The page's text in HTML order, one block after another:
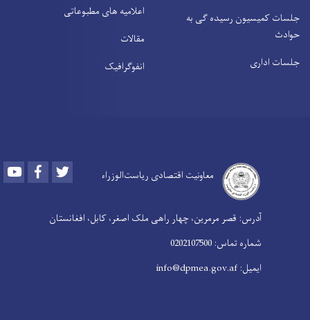
جلسات کمیسیون رسیده ګی به
حوادث
جلسات اداری
اعلامیه های مطبوعاتی
مقالات
انفوګرافیک
معاونیت اقتصادی ریاست‌الوزراء Youtube Facebook
آدرس: قصر مرمرین، چهار راهی ملک اصغر، کابل، افغانستان
شماره تماس: 0202107500
ایمیل: info@dpmea.gov.af